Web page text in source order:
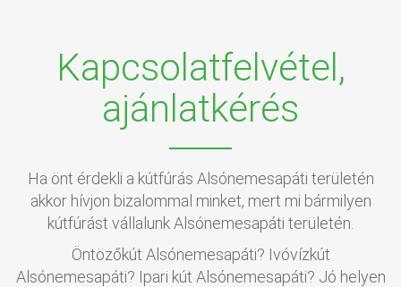
Kapcsolatfelvétel,
ajánlatkérés
Ha önt érdekli a kútfúrás Alsónemesapáti területén
akkor hívjon bizalommal minket, mert mi bármilyen
kútfúrást vállalunk Alsónemesapáti területén.
Öntözőkút Alsónemesapáti? Ivóvízkút
Alsónemesapáti? Ipari kút Alsónemesapáti? Jó helyen